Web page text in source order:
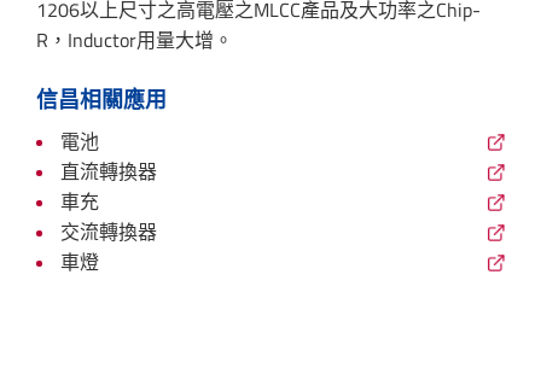
1206以上尺寸之高電壓之MLCC產品及大功率之Chip-
R，Inductor用量大增。
信昌相關應用
電池
直流轉換器
車充
交流轉換器
車燈